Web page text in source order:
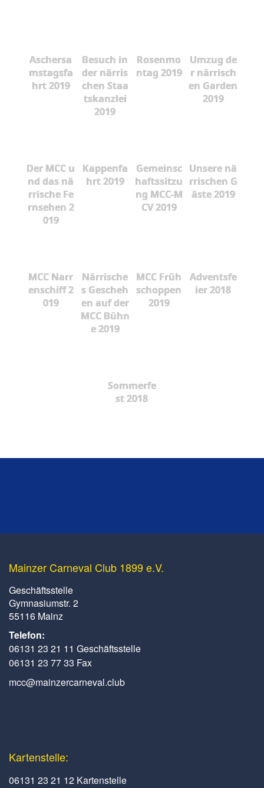
Aschersa
mstagsfa
hrt 2019
Besuch in
der närris
chen Staa
tskanzlei
2019
Rosenmo
ntag 2019
Umzug de
r närrisch
en Garden
2019
Der MCC u
nd das nä
rrische Fe
rnsehen 2
019
Kappenfa
hrt 2019
Gemeinsc
haftssitzu
ng MCC-M
CV 2019
Unsere nä
rrischen G
äste 2019
MCC Narr
enschiff 2
019
Närrische
s Gescheh
en auf der
MCC Bühn
e 2019
MCC Früh
schoppen
2019
Adventsfe
ier 2018
Sommerfe
st 2018
Mainzer Carneval Club 1899 e.V.
Geschäftsstelle
Gymnasiumstr. 2
55116 Mainz
Telefon:
06131 23 21 11 Geschäftsstelle
06131 23 77 33 Fax
mcc@mainzercarneval.club
Kartenstelle:
06131 23 21 12 Kartenstelle